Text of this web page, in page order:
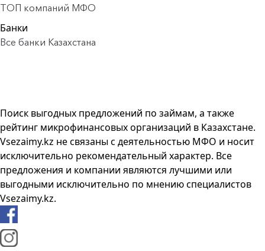
ТОП компаний МФО
Банки
Все банки Казахстана
Поиск выгодных предложений по займам, а также
рейтинг микрофинансовых организаций в Казахстане.
Vsezaimy.kz не связаны с деятельностью МФО и носит
исключительно рекомендательный характер. Все
предложения и компании являются лучшими или
выгодными исключительно по мнению специалистов
Vsezaimy.kz.